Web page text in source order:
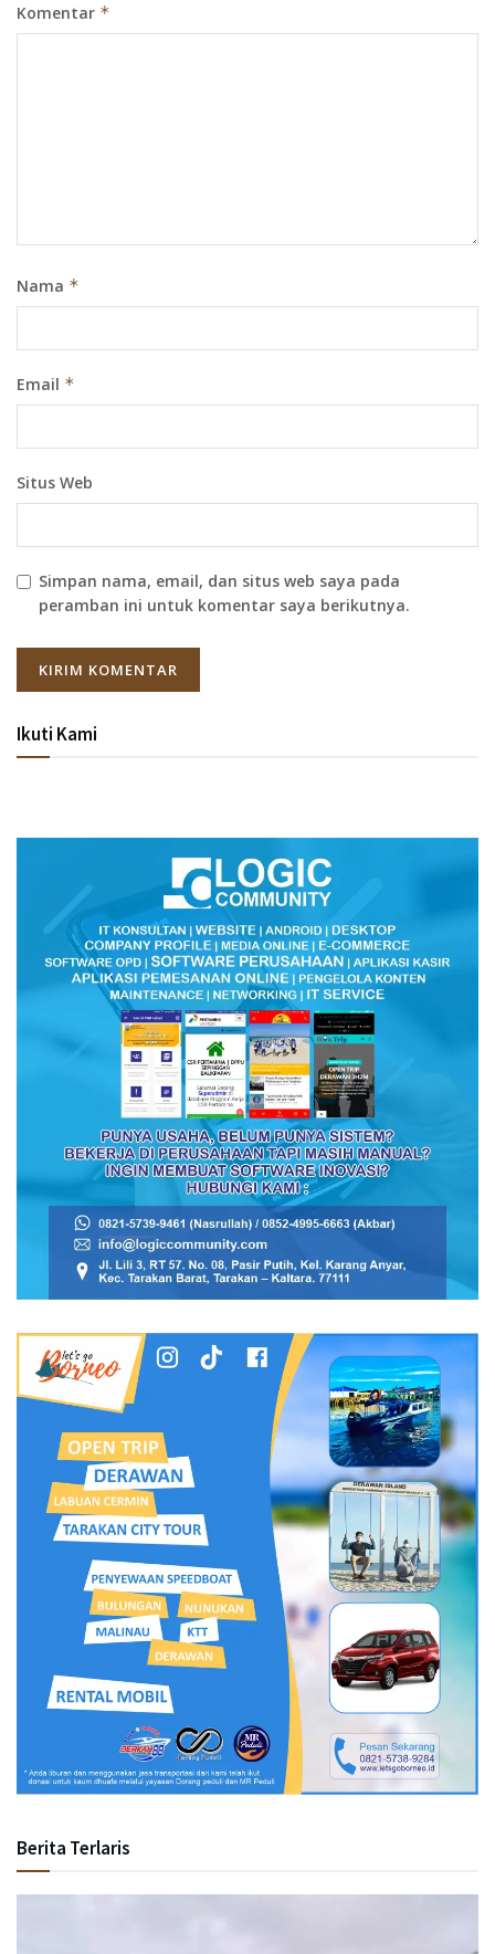
Komentar *
Nama *
Email *
Situs Web
Simpan nama, email, dan situs web saya pada
peramban ini untuk komentar saya berikutnya.
Ikuti Kami
Berita Terlaris